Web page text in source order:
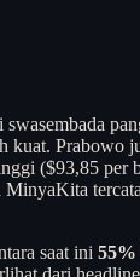
swasembada
Prabowo
($93,85 per
MinyaKita
saat ini 55%